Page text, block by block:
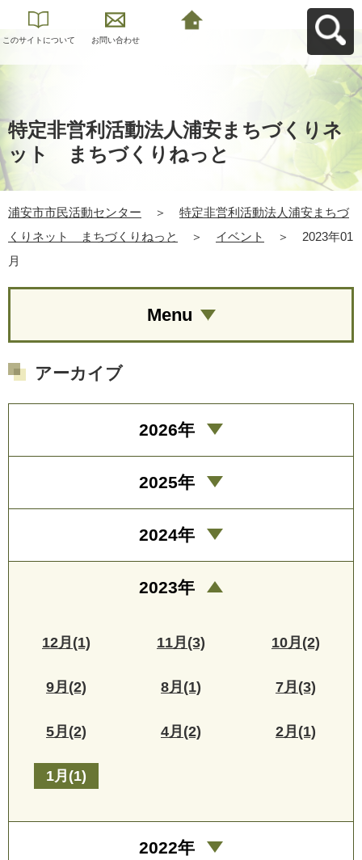
このサイトについて お問い合わせ
特定非営利活動法人浦安まちづくりネ
ット まちづくりねっと
浦安市市民活動センター ＞
特定非営利活動法人浦安まちづ
くりネット まちづくりねっと
＞ イベント ＞
2023年01
月
Menu
アーカイブ
2026年
2025年
2024年
2023年
12月(1) 11月(3) 10月(2)
9月(2) 8月(1) 7月(3)
5月(2) 4月(2) 2月(1)
1月(1)
2022年